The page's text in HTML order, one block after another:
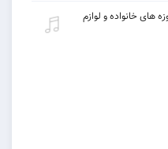
حوزه های خانواده و لوازم